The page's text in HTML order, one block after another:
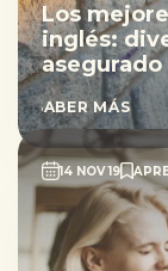
Los
inglés:
asegurado
SABER MÁS
14 NOV 19